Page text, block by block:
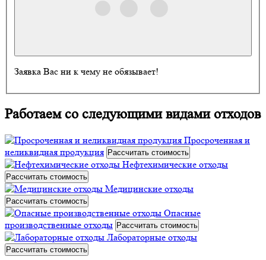
Заявка Вас ни к чему не обязывает!
Работаем со следующими видами отходов
Просроченная и
неликвидная продукция Рассчитать стоимость
Нефтехимические отходы
Рассчитать стоимость
Медицинские отходы
Рассчитать стоимость
Опасные
производственные отходы Рассчитать стоимость
Лабораторные отходы
Рассчитать стоимость